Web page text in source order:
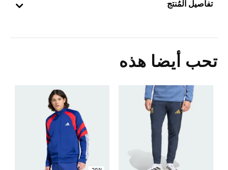
تفاصيل المُنتج
تحب أيضا هذه
Price Reduced From